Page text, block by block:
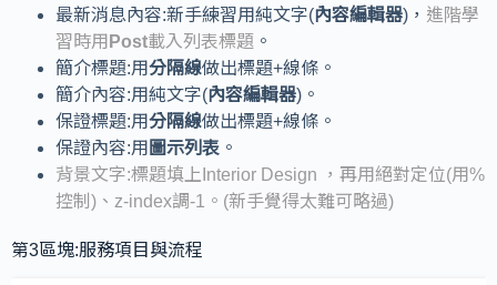
最新消息內容:新手練習用純文字(內容編輯器)， 進階學
習時用 Post載入列表標題 。
簡介標題:用分隔線做出標題+線條。
簡介內容:用純文字(內容編輯器)。
保證標題:用分隔線做出標題+線條。
保證內容:用 圖示列表 。
背景文字:標題填上Interior Design ，再用絕對定位(用%
控制)、z-index調-1。(新手覺得太難可略過)
第3區塊:服務項目與流程